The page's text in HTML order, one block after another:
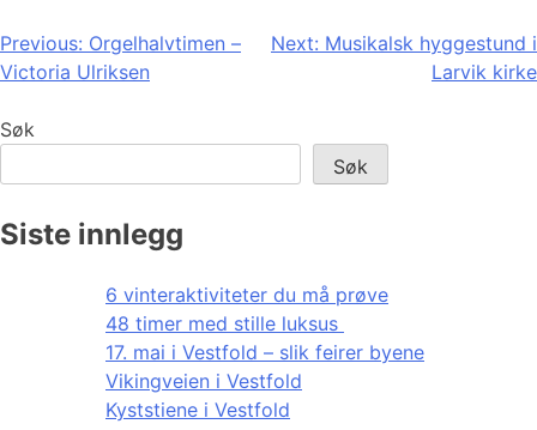
Innleggsnavigasjon
Previous: Orgelhalvtimen –
Victoria Ulriksen
Next: Musikalsk hyggestund i
Larvik kirke
Søk
Søk
Siste innlegg
6 vinteraktiviteter du må prøve
48 timer med stille luksus
17. mai i Vestfold – slik feirer byene
Vikingveien i Vestfold
Kyststiene i Vestfold